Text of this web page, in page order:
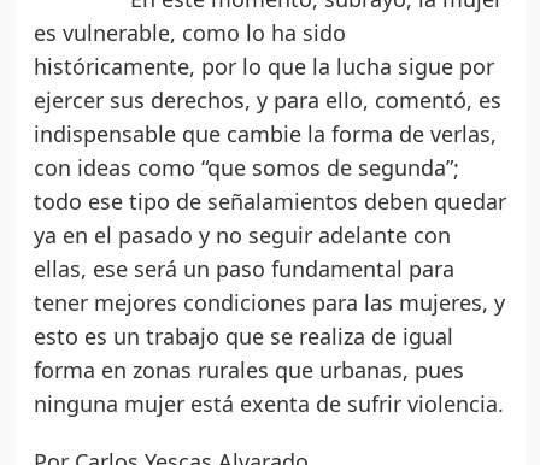
es vulnerable, como lo ha sido
históricamente, por lo que la lucha sigue por
ejercer sus derechos, y para ello, comentó, es
indispensable que cambie la forma de verlas,
con ideas como “que somos de segunda”;
todo ese tipo de señalamientos deben quedar
ya en el pasado y no seguir adelante con
ellas, ese será un paso fundamental para
tener mejores condiciones para las mujeres, y
esto es un trabajo que se realiza de igual
forma en zonas rurales que urbanas, pues
ninguna mujer está exenta de sufrir violencia.